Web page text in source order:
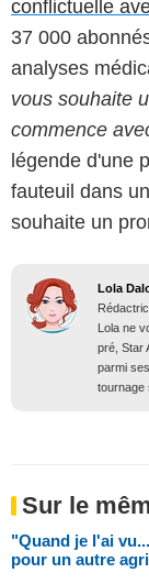
conflictuelle
37 000
analyses
vous souhaite
commence
légende d'une
fauteuil dans
souhaite un
Lola
Lola ne
pré, Star
parmi
tournage
Sur le
"Quand je l'ai
pour un autre